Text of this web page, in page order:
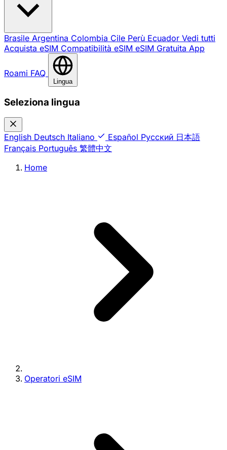
Brasile Argentina Colombia Cile Perù Ecuador Vedi tutti
Acquista eSIM Compatibilità eSIM eSIM Gratuita App
Roami FAQ
Lingua
Seleziona lingua
English Deutsch Italiano Español Русский 日本語
Français Português 繁體中文
Home
Operatori eSIM